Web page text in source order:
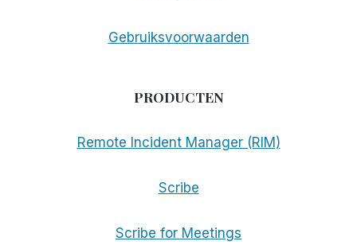
Gebruiksvoorwaarden
PRODUCTEN
Remote Incident Manager (RIM)
Scribe
Scribe for Meetings